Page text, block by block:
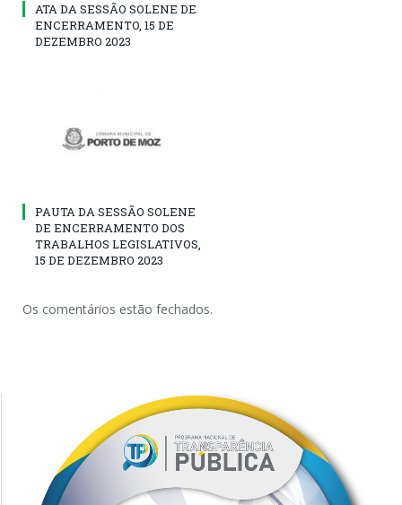
ATA DA SESSÃO SOLENE DE
ENCERRAMENTO, 15 DE
DEZEMBRO 2023
PAUTA DA SESSÃO SOLENE
DE ENCERRAMENTO DOS
TRABALHOS LEGISLATIVOS,
15 DE DEZEMBRO 2023
Os comentários estão fechados.